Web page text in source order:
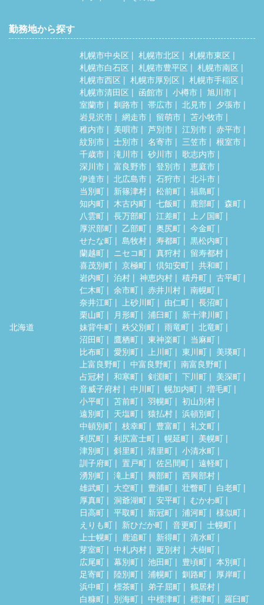
勤務地から探す
北海道
札幌市中央区 札幌市北区
札幌市東区
札幌市白石区
札幌市豊平区
札幌市南区
札幌市西区
札幌市厚別区
札幌市手稲区
札幌市清田区
函館市 小樽市
旭川市
室蘭市
釧路市 帯広市 北見市
夕張市
岩見沢市
網走市 留萌市
苫小牧市
稚内市
美唄市 芦別市 江別市
赤平市
紋別市
士別市 名寄市 三笠市
根室市
千歳市
滝川市 砂川市
歌志内市
深川市
富良野市 登別市
恵庭市
伊達市
北広島市 石狩市
北斗市
当別町
新篠津村 松前町
福島町
知内町
木古内町 七飯町 鹿部町
森町
八雲町
長万部町 江差町
上ノ国町
厚沢部町
乙部町 奥尻町
今金町
せたな町
島牧村 寿都町
黒松内町
蘭越町
ニセコ町 真狩村
留寿都村
喜茂別町
京極町 倶知安町
共和町
岩内町
泊村 神恵内村 積丹町
古平町
仁木町
余市町 赤井川村
南幌町
奈井江町
上砂川町 由仁町
長沼町
栗山町
月形町 浦臼町
新十津川町
妹背牛町
秩父別町 雨竜町
北竜町
沼田町
鷹栖町 東神楽町
当麻町
比布町
愛別町 上川町 東川町
美瑛町
上富良野町
中富良野町
南富良野町
占冠村
和寒町 剣淵町 下川町
美深町
音威子府村
中川町 幌加内町
増毛町
小平町
苫前町 羽幌町
初山別村
遠別町
天塩町 猿払村
浜頓別町
中頓別町
枝幸町 豊富町
礼文町
利尻町
利尻富士町 幌延町
美幌町
津別町
斜里町 清里町
小清水町
訓子府町
置戸町 佐呂間町
遠軽町
湧別町
滝上町 興部町
西興部村
雄武町
大空町 豊浦町 壮瞥町
白老町
厚真町
洞爺湖町 安平町
むかわ町
日高町
平取町 新冠町 浦河町
様似町
えりも町
新ひだか町 音更町
士幌町
上士幌町
鹿追町 新得町
清水町
芽室町
中札内村 更別村
大樹町
広尾町
幕別町 池田町 豊頃町
本別町
足寄町
陸別町 浦幌町 釧路町
厚岸町
浜中町
標茶町 弟子屈町
鶴居村
白糠町
別海町 中標津町 標津町 羅臼町